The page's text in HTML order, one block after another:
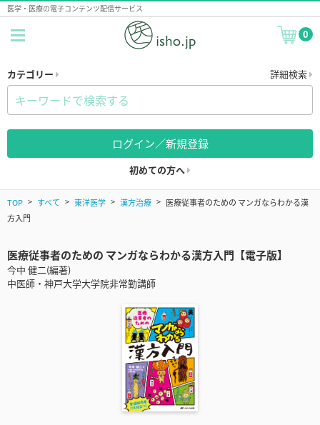
医学・医療の電子コンテンツ配信サービス
0
カテゴリー 詳細検索
ログイン／新規登録
初めての方へ
TOP すべて 東洋医学 漢方治療
医療従事者のための マンガならわかる漢
方入門
医療従事者のための マンガならわかる漢方入門【電子版】
今中 健二(編著)
中医師・神戸大学大学院非常勤講師